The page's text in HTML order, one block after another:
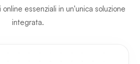
essenziali in un'unica soluzione
integrata.